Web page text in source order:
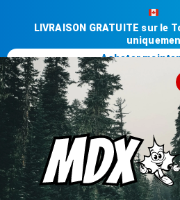
LIVRAISON GRATUITE sur le
Acheter